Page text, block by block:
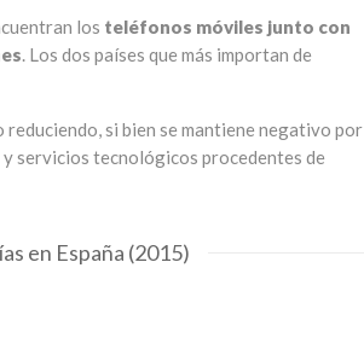
los teléfonos móviles junto con
. Los dos países que más importan de
si bien se mantiene negativo por
servicios tecnológicos procedentes de
en España (2015)